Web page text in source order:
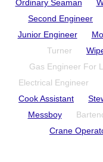
Ordinary Seaman
Second Engineer
Junior Engineer
Turner
Gas Engineer For
Electrical Engineer
Cook Assistant
Messboy
Crane